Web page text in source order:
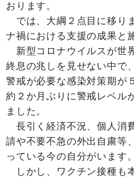
おります。
では、大綱２点目に移り
ナ禍における支援の成果と
新型コロナウイルスが世
終息の兆しを見せない中で
警戒が必要な感染対策期が
約２か月ぶりに警戒レベル
ました。
長引く経済不況、個人消
請や不要不急の外出自粛等
っている今の自分がいます。
しかし、ワクチン接種も